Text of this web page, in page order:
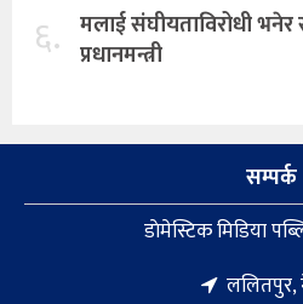
६. मलाई संघीयताविरोधी भनेर
प्रधानमन्त्री
सम्पर्क
डाेमेस्टिक मिडिया
ललितपुर,